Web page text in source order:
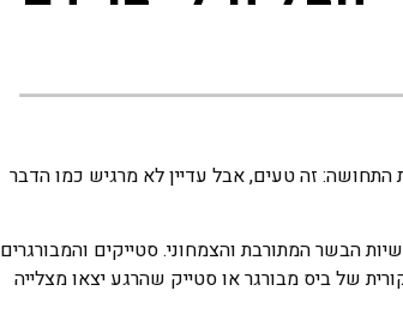
התחושה: זה טעים, אבל עדיין לא מרגיש כמו הדבר
הבשר המתורבת והצמחוני. סטייקים והמבורגרים
של ביס מבורגר או סטייק שהרגע יצאו מצלייה